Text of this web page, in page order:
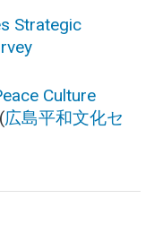
Strategic
Culture
(広島平和文化セ